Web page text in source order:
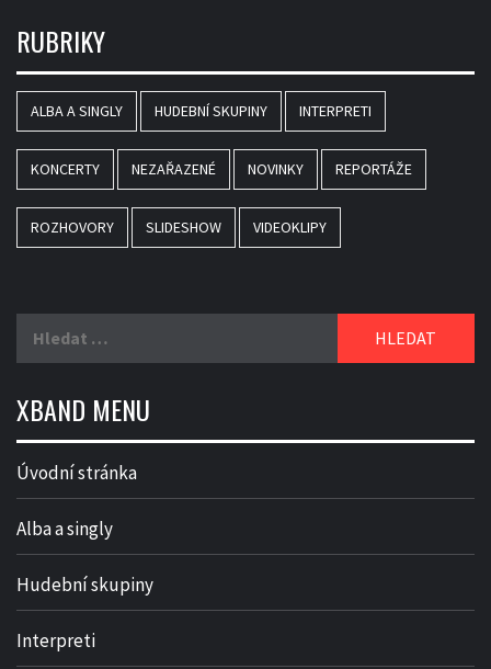
RUBRIKY
ALBA A SINGLY HUDEBNÍ SKUPINY INTERPRETI
KONCERTY NEZAŘAZENÉ NOVINKY REPORTÁŽE
ROZHOVORY SLIDESHOW VIDEOKLIPY
XBAND MENU
Úvodní stránka
Alba a singly
Hudební skupiny
Interpreti